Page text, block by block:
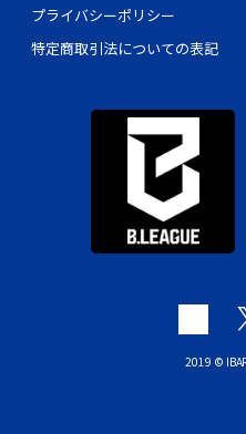
プライバシーポリシー
特定商取引法についての表記
2019 ©